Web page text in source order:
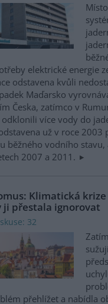
elektrické energie
odstavena kvůli
Maďarsko
Česka, zatímco v
odklonili více vody do
už v roce 2003
běžného vodního
2007 a 2011.
Klimatická
ji přestala ignorovat
32
přehlížet a nabídla